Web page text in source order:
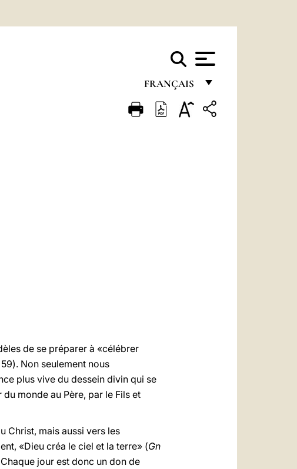
FRANÇAIS
FRANÇAIS
de se préparer à «célébrer
Non seulement nous
plus vive du dessein divin qui se
monde au Père, par le Fils et
Christ, mais aussi vers les
«Dieu créa le ciel et la terre» (Gn
jour est donc un don de